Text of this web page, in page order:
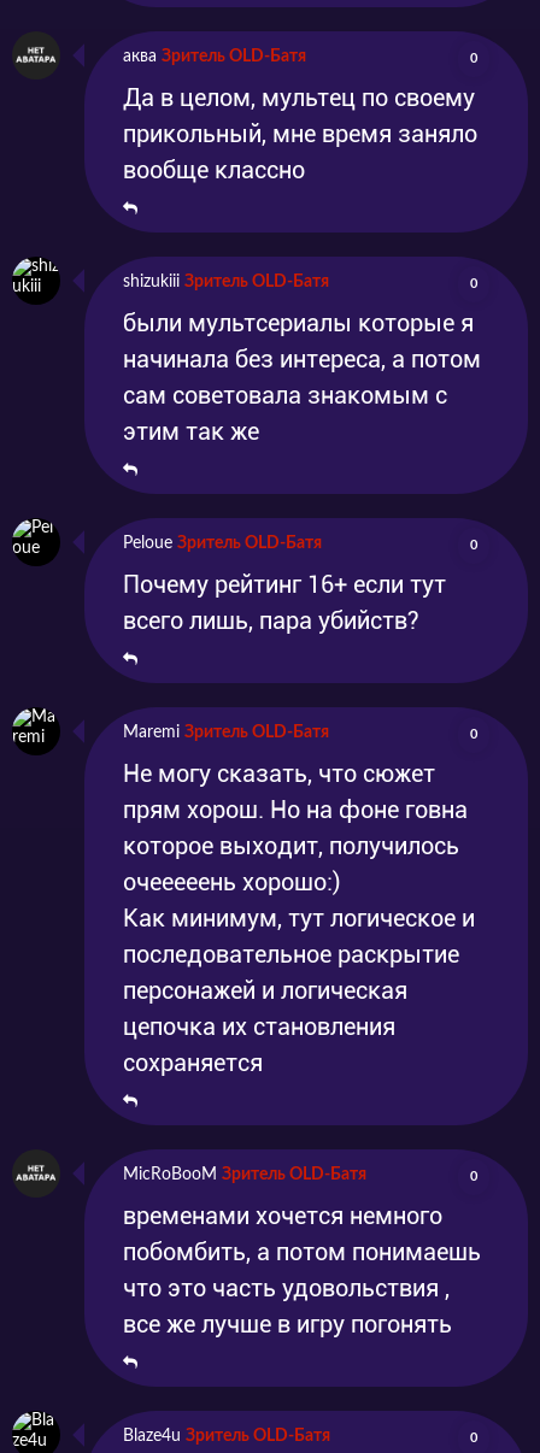
аква Зритель OLD-Батя 0
Да в целом, мультец по своему
прикольный, мне время заняло
вообще классно
shizukiii Зритель OLD-Батя 0
были мультсериалы которые я
начинала без интереса, а потом
сам советовала знакомым с
этим так же
Peloue Зритель OLD-Батя 0
Почему рейтинг 16+ если тут
всего лишь, пара убийств?
Maremi Зритель OLD-Батя 0
Не могу сказать, что сюжет
прям хорош. Но на фоне говна
которое выходит, получилось
очееееень хорошо:)
Как минимум, тут логическое и
последовательное раскрытие
персонажей и логическая
цепочка их становления
сохраняется
MicRoBooM Зритель OLD-Батя 0
временами хочется немного
побомбить, а потом понимаешь
что это часть удовольствия ,
все же лучше в игру погонять
Blaze4u Зритель OLD-Батя 0